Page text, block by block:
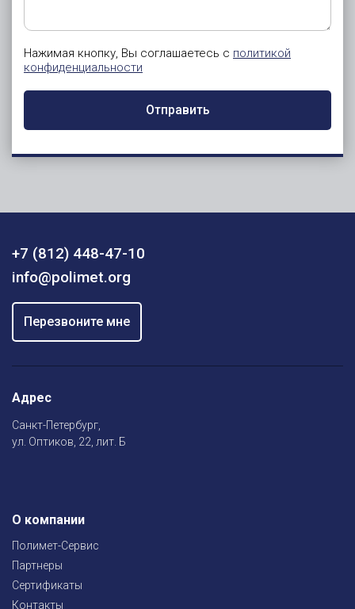
Нажимая кнопку, Вы соглашаетесь с политикой
конфиденциальности
Отправить
Адрес
Санкт-Петербург,
ул. Оптиков, 22, лит. Б
О компании
Полимет-Сервис
Партнеры
Сертификаты
Контакты
+7 (812) 448-47-10
info@polimet.org
Перезвоните мне